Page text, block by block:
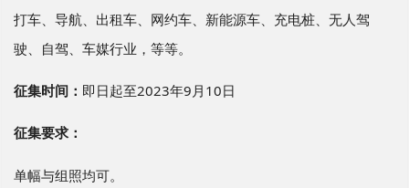
打车、导航、出租车、网约车、新能源车、充电桩、无人驾
驶、自驾、车媒行业，等等。
征集时间： 即日起至2023年9月10日
征集要求：
单幅与组照均可。